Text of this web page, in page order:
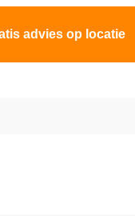
advies op locatie